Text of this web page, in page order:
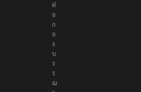
ต่
อ
ก
อ
ง
บ
ร
ร
ณ